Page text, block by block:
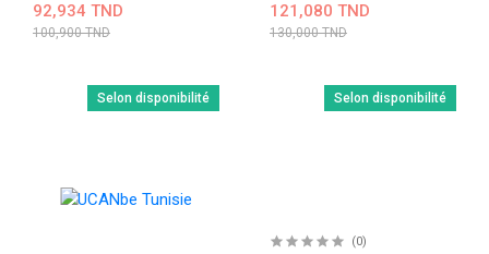
92,934 TND
100,900 TND
121,080 TND
130,000 TND
Selon disponibilité Selon disponibilité
(0)